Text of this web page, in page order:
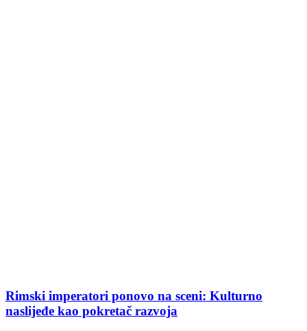
Rimski imperatori ponovo na sceni: Kulturno
naslijeđe kao pokretač razvoja